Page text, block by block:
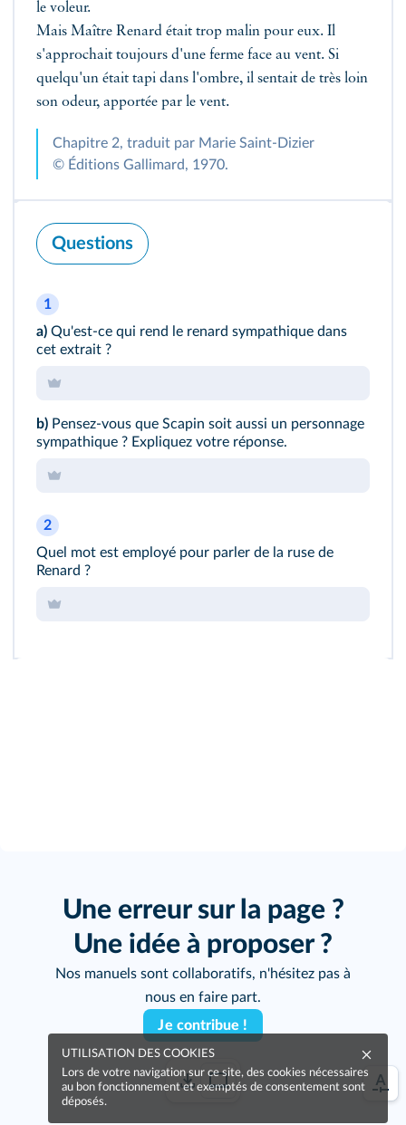
le voleur.
Mais Maître Renard était trop malin pour eux. Il
s'approchait toujours d'une ferme face au vent. Si
quelqu'un était tapi dans l'ombre, il sentait de très loin
son odeur, apportée par le vent.
Chapitre 2, traduit par Marie Saint-Dizier
© Éditions Gallimard, 1970.
Questions
1
a) Qu'est-ce qui rend le renard sympathique dans
cet extrait ?
b) Pensez-vous que Scapin soit aussi un personnage
sympathique ? Expliquez votre réponse.
2
Quel mot est employé pour parler de la ruse de
Renard ?
Une erreur sur la page ?
Une idée à proposer ?
Nos manuels sont collaboratifs, n'hésitez pas à
nous en faire part.
Je contribue !
UTILISATION DES COOKIES
Lors de votre navigation sur ce site, des cookies nécessaires
au bon fonctionnement et exemptés de consentement sont
déposés.